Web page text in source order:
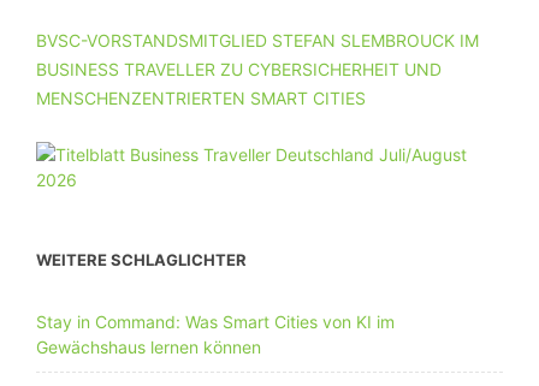
BVSC-VORSTANDSMITGLIED STEFAN SLEMBROUCK IM
BUSINESS TRAVELLER ZU CYBERSICHERHEIT UND
MENSCHENZENTRIERTEN SMART CITIES
WEITERE SCHLAGLICHTER
Stay in Command: Was Smart Cities von KI im
Gewächshaus lernen können